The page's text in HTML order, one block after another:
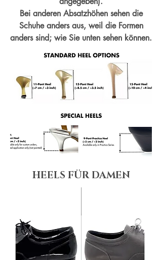
Bei anderen Absatzhöhen sehen die
Schuhe anders aus, weil die Formen
anders sind; wie Sie unten sehen können.
HEELS FÜR DAMEN